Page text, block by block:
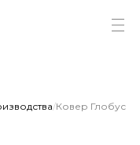
/Ковер Глобус